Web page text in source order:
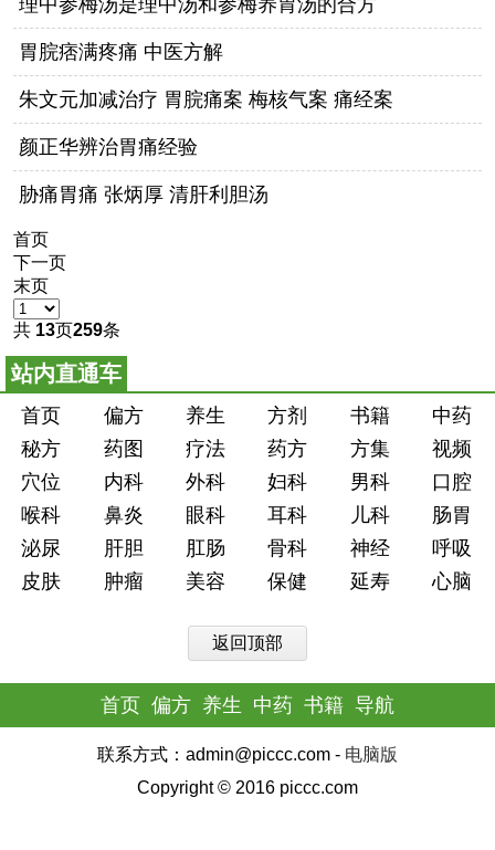
胃脘痞满疼痛 中医方解
朱文元加减治疗 胃脘痛案 梅核气案 痛经案
颜正华辨治胃痛经验
胁痛胃痛 张炳厚 清肝利胆汤
首页
下一页
末页
共 13页259条
站内直通车
首页 偏方 养生 方剂 书籍
中药
秘方
药图 疗法 药方 方集
视频
穴位
内科 外科 妇科 男科
口腔
喉科
鼻炎 眼科 耳科 儿科
肠胃
泌尿
肝胆 肛肠 骨科 神经
呼吸
皮肤
肿瘤 美容 保健 延寿 心脑
返回顶部
首页 偏方 养生 中药 书籍 导航
联系方式：admin@piccc.com - 电脑版
Copyright © 2016 piccc.com